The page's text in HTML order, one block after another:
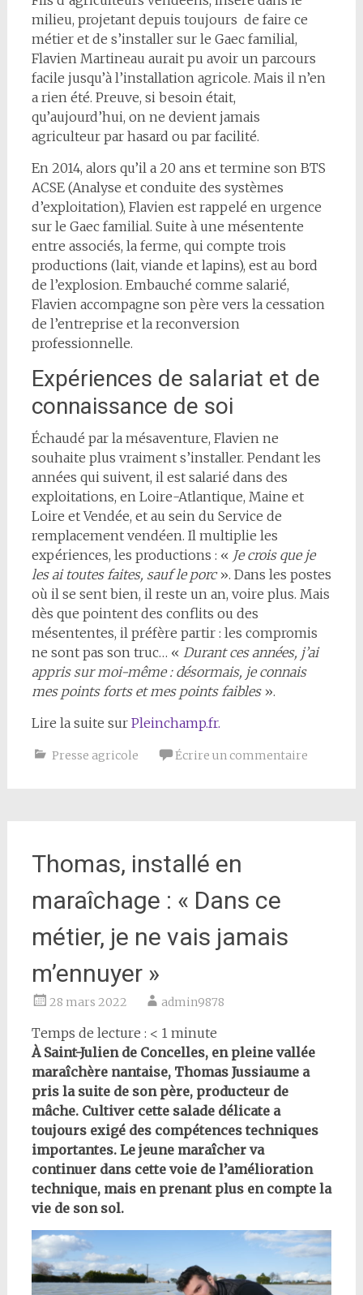
milieu, projetant depuis toujours de faire ce
métier et de s’installer sur le Gaec familial,
Flavien Martineau aurait pu avoir un parcours
facile jusqu’à l’installation agricole. Mais il n’en
a rien été. Preuve, si besoin était,
qu’aujourd’hui, on ne devient jamais
agriculteur par hasard ou par facilité.
En 2014, alors qu’il a 20 ans et termine son BTS
ACSE (Analyse et conduite des systèmes
d’exploitation), Flavien est rappelé en urgence
sur le Gaec familial. Suite à une mésentente
entre associés, la ferme, qui compte trois
productions (lait, viande et lapins), est au bord
de l’explosion. Embauché comme salarié,
Flavien accompagne son père vers la cessation
de l’entreprise et la reconversion
professionnelle.
Expériences de salariat et de
connaissance de soi
Échaudé par la mésaventure, Flavien ne
souhaite plus vraiment s’installer. Pendant les
années qui suivent, il est salarié dans des
exploitations, en Loire-Atlantique, Maine et
Loire et Vendée, et au sein du Service de
remplacement vendéen. Il multiplie les
expériences, les productions : « Je crois que je
les ai toutes faites, sauf le porc». Dans les postes
où il se sent bien, il reste un an, voire plus. Mais
dès que pointent des conflits ou des
mésententes, il préfère partir : les compromis
ne sont pas son truc… « Durant ces années, j’ai
appris sur moi-même : désormais, je connais
mes points forts et mes points faibles».
Lire la suite surPleinchamp.fr.
Presse agricole Écrire un commentaire
Thomas, installé en
maraîchage : « Dans ce
métier, je ne vais jamais
m’ennuyer »
28 mars 2022 admin9878
Temps de lecture : < 1 minute
À Saint-Julien de Concelles, en pleine vallée
maraîchère nantaise, Thomas Jussiaume a
pris la suite de son père, producteur de
mâche. Cultiver cette salade délicate a
toujours exigé des compétences techniques
importantes. Le jeune maraîcher va
continuer dans cette voie de l’amélioration
technique, mais en prenant plus en compte la
vie de son sol.